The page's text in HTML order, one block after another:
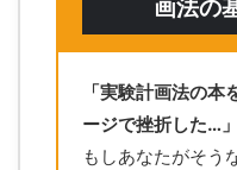
画法の
「実験計画法の
ージで挫折した…」
もしあなたがそう